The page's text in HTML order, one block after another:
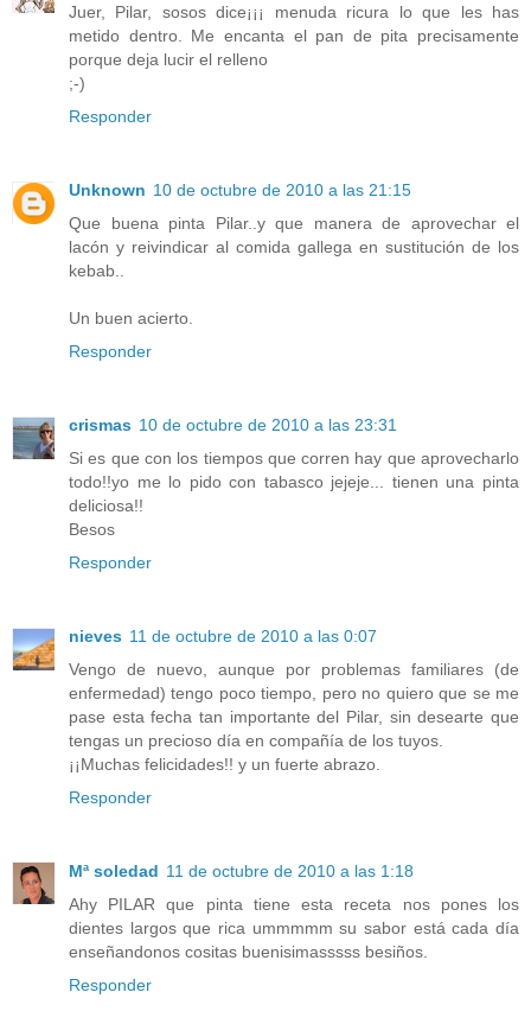
Juer, Pilar, sosos dice¡¡¡ menuda ricura lo que les has
metido dentro. Me encanta el pan de pita precisamente
porque deja lucir el relleno
;-)
Responder
Unknown 10 de octubre de 2010 a las 21:15
Que buena pinta Pilar..y que manera de aprovechar el
lacón y reivindicar al comida gallega en sustitución de los
kebab..
Un buen acierto.
Responder
crismas 10 de octubre de 2010 a las 23:31
Si es que con los tiempos que corren hay que aprovecharlo
todo!!yo me lo pido con tabasco jejeje... tienen una pinta
deliciosa!!
Besos
Responder
nieves 11 de octubre de 2010 a las 0:07
Vengo de nuevo, aunque por problemas familiares (de
enfermedad) tengo poco tiempo, pero no quiero que se me
pase esta fecha tan importante del Pilar, sin desearte que
tengas un precioso día en compañía de los tuyos.
¡¡Muchas felicidades!! y un fuerte abrazo.
Responder
Mª soledad 11 de octubre de 2010 a las 1:18
Ahy PILAR que pinta tiene esta receta nos pones los
dientes largos que rica ummmmm su sabor está cada día
enseñandonos cositas buenisimasssss besiños.
Responder